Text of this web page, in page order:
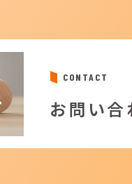
CONTACT
お問い合